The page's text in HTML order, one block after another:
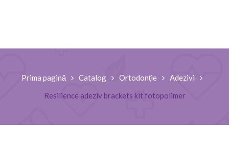
Prima pagină Catalog Ortodonție
Adezivi
Resilience adeziv brackets kit fotopolimer